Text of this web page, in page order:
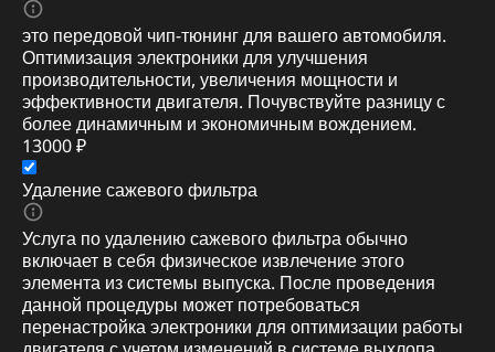
это передовой чип-тюнинг для вашего автомобиля.
Оптимизация электроники для улучшения
производительности, увеличения мощности и
эффективности двигателя. Почувствуйте разницу с
более динамичным и экономичным вождением.
13000 ₽
Удаление сажевого фильтра
Услуга по удалению сажевого фильтра обычно
включает в себя физическое извлечение этого
элемента из системы выпуска. После проведения
данной процедуры может потребоваться
перенастройка электроники для оптимизации работы